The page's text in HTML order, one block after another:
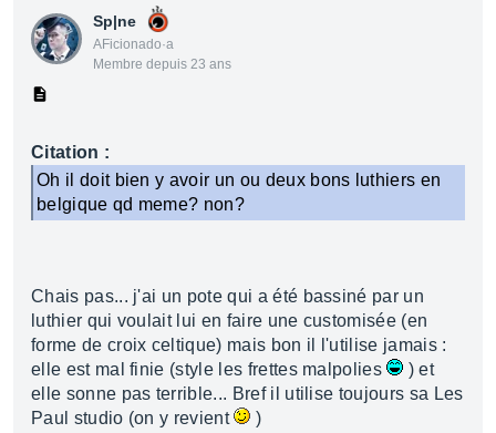
Sp|ne
AFicionado·a
Membre depuis 23 ans
Citation :
Oh il doit bien y avoir un ou deux bons luthiers en
belgique qd meme? non?
Chais pas... j'ai un pote qui a été bassiné par un
luthier qui voulait lui en faire une customisée (en
forme de croix celtique) mais bon il l'utilise jamais :
elle est mal finie (style les frettes malpolies
) et
elle sonne pas terrible... Bref il utilise toujours sa Les
Paul studio (on y revient
)